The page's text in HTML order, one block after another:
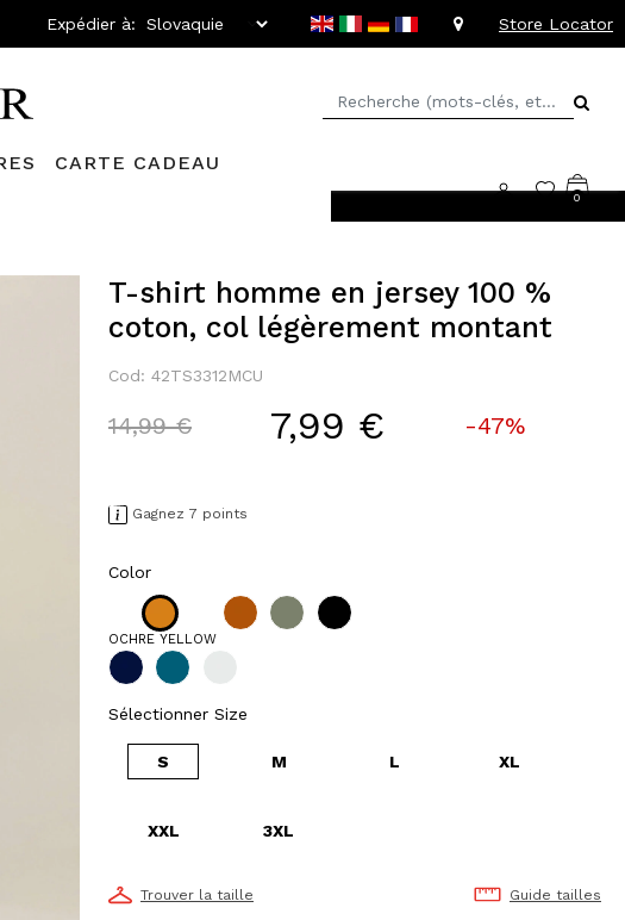
Expédier à: Store Locator
CARTE CADEAU
0
T-shirt homme en jersey 100 %
coton, col légèrement montant
Cod: 42TS3312MCU
Price reduced from
14,99 €to 7,99 € -47%
Gagnez 7 points
Color
OCHRE YELLOW
Sélectionner Size
S M L XL
XXL 3XL
Trouver la taille Guide tailles